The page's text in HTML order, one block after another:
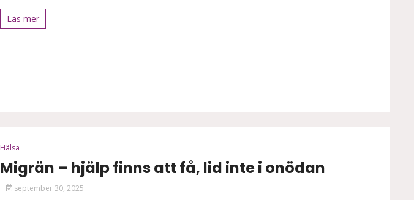
Läs mer
Hälsa
Migrän – hjälp finns att få, lid inte i onödan
september 30, 2025